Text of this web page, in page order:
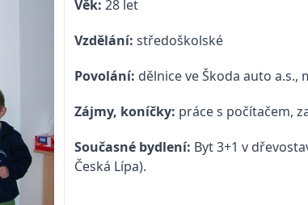
Věk: 28 let
Vzdělání: středoškolské
Povolání: dělnice ve Škoda auto
Zájmy, koníčky: práce s počítačem,
Současné bydlení: Byt 3+1 v
Česká Lípa).